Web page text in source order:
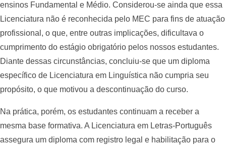
ensinos Fundamental e Médio. Considerou-se ainda que essa
Licenciatura não é reconhecida pelo MEC para fins de atuação
profissional, o que, entre outras implicações, dificultava o
cumprimento do estágio obrigatório pelos nossos estudantes.
Diante dessas circunstâncias, concluiu-se que um diploma
específico de Licenciatura em Linguística não cumpria seu
propósito, o que motivou a descontinuação do curso.
Na prática, porém, os estudantes continuam a receber a
mesma base formativa. A Licenciatura em Letras-Português
assegura um diploma com registro legal e habilitação para o